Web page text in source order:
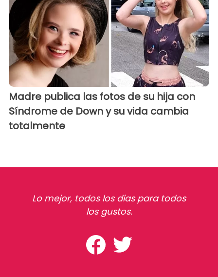
Madre publica las fotos de su hija con
Síndrome de Down y su vida cambia
totalmente
Lo mejor, todos los dias para todos
los gustos.